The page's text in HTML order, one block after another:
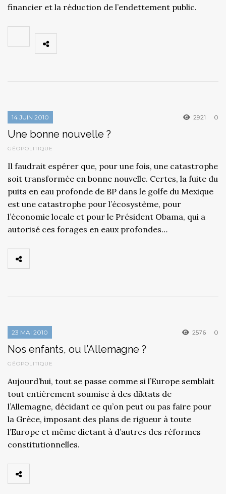
financier et la réduction de l’endettement public.
14 JUIN 2010 2921 0
Une bonne nouvelle ?
GÉOPOLITIQUE
Il faudrait espérer que, pour une fois, une catastrophe
soit transformée en bonne nouvelle. Certes, la fuite du
puits en eau profonde de BP dans le golfe du Mexique
est une catastrophe pour l’écosystème, pour
l’économie locale et pour le Président Obama, qui a
autorisé ces forages en eaux profondes…
23 MAI 2010 2576 0
Nos enfants, ou l’Allemagne ?
GÉOPOLITIQUE
Aujourd’hui, tout se passe comme si l’Europe semblait
tout entièrement soumise à des diktats de
l’Allemagne, décidant ce qu’on peut ou pas faire pour
la Grèce, imposant des plans de rigueur à toute
l’Europe et même dictant à d’autres des réformes
constitutionnelles.